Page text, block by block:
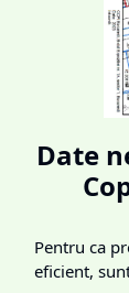
Date
Pentru ca
eficient,